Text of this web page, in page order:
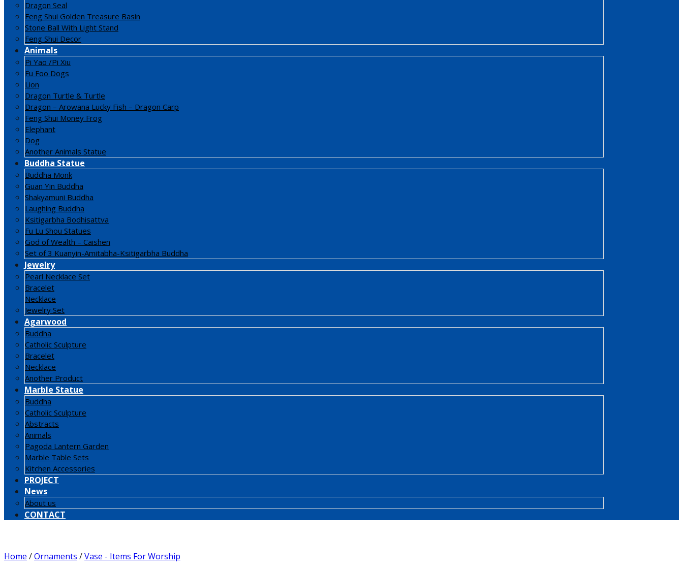
Dragon Seal
Feng Shui Golden Treasure Basin
Stone Ball With Light Stand
Feng Shui Decor
Animals
Pi Yao /Pi Xiu
Fu Foo Dogs
Lion
Dragon Turtle & Turtle
Dragon – Arowana Lucky Fish – Dragon Carp
Feng Shui Money Frog
Elephant
Dog
Another Animals Statue
Buddha Statue
Buddha Monk
Guan Yin Buddha
Shakyamuni Buddha
Laughing Buddha
Ksitigarbha Bodhisattva
Fu Lu Shou Statues
God of Wealth – Caishen
Set of 3 Kuanyin-Amitabha-Ksitigarbha Buddha
Jewelry
Pearl Necklace Set
Bracelet
Necklace
Jewelry Set
Agarwood
Buddha
Catholic Sculpture
Bracelet
Necklace
Another Product
Marble Statue
Buddha
Catholic Sculpture
Abstracts
Animals
Pagoda Lantern Garden
Marble Table Sets
Kitchen Accessories
PROJECT
News
About us
CONTACT
Home /Ornaments /Vase - Items For Worship